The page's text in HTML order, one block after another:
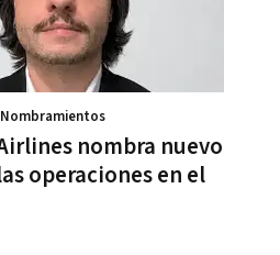
nombra nuevo
operaciones en el